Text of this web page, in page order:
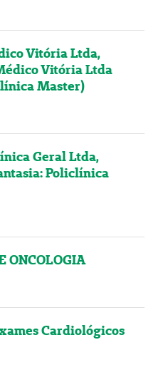
Vitória Ltda,
Vitória Ltda
Master)
Geral Ltda,
Policlínica
ONCOLOGIA
Cardiológicos